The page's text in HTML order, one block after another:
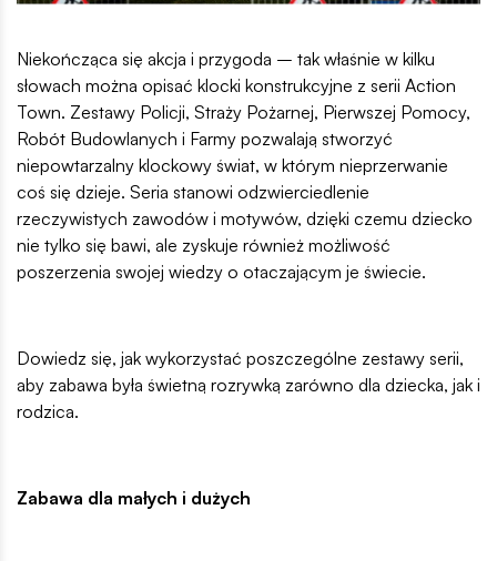
Niekończąca się akcja i przygoda – tak właśnie w kilku
słowach można opisać klocki konstrukcyjne z serii Action
Town. Zestawy Policji, Straży Pożarnej, Pierwszej Pomocy,
Robót Budowlanych i Farmy pozwalają stworzyć
niepowtarzalny klockowy świat, w którym nieprzerwanie
coś się dzieje. Seria stanowi odzwierciedlenie
rzeczywistych zawodów i motywów, dzięki czemu dziecko
nie tylko się bawi, ale zyskuje również możliwość
poszerzenia swojej wiedzy o otaczającym je świecie.
Dowiedz się, jak wykorzystać poszczególne zestawy serii,
aby zabawa była świetną rozrywką zarówno dla dziecka, jak i
rodzica.
Zabawa dla małych i dużych